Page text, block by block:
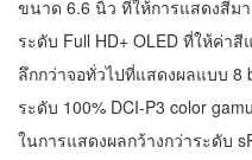
ขนาด 6.6 นิ้ว ที่ให้การแสดงสี
ระดับ Full HD+ OLED ที่ให้ค่า
ลึกกว่าจอทั่วไปที่แสดงผลแบบ 8
ระดับ 100% DCI-P3 color
ในการแสดงผลกว้างกว่าระดับ